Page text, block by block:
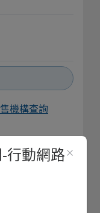
機構查詢
行動網路